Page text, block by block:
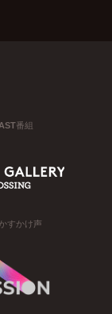
番組
すかけ声